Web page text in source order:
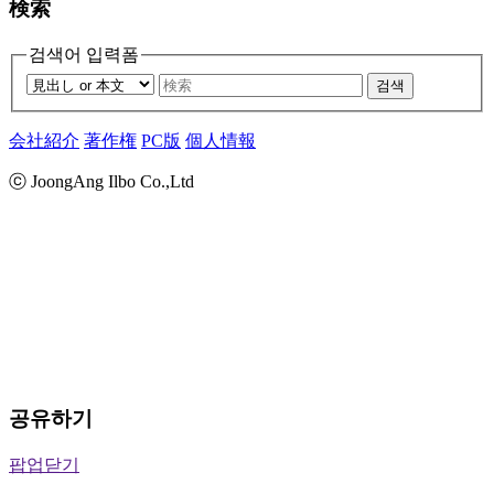
検索
검색어 입력폼
검색
会社紹介 著作権 PC版 個人情報
ⓒ JoongAng Ilbo Co.,Ltd
공유하기
팝업닫기